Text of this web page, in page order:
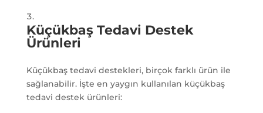
Küçükbaş Tedavi Destek
Ürünleri
Küçükbaş tedavi destekleri, birçok farklı ürün ile
sağlanabilir. İşte en yaygın kullanılan küçükbaş
tedavi destek ürünleri: